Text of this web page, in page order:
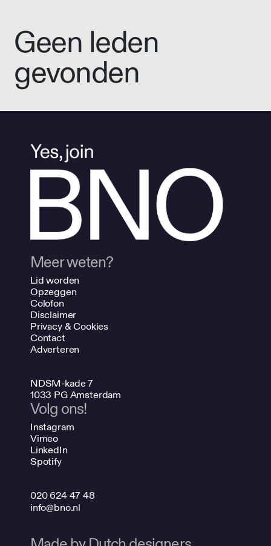
Geen leden
gevonden
Meer weten?
Lid worden
Opzeggen
Colofon
Disclaimer
Privacy & Cookies
Contact
Adverteren
NDSM-kade 7
1033 PG Amsterdam
Volg ons!
Instagram
Vimeo
LinkedIn
Spotify
020 624 47 48
info@bno.nl